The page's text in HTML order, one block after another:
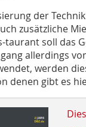
der
zusätzliche
taurant soll das
allerdings
werden
denen gibt es